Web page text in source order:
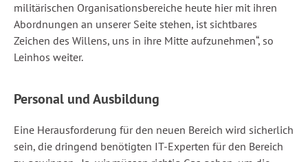
militärischen Organisationsbereiche heute hier mit ihren
Abordnungen an unserer Seite stehen, ist sichtbares
Zeichen des Willens, uns in ihre Mitte aufzunehmen“, so
Leinhos weiter.
Personal und Ausbildung
Eine Herausforderung für den neuen Bereich wird sicherlich
sein, die dringend benötigten IT-Experten für den Bereich